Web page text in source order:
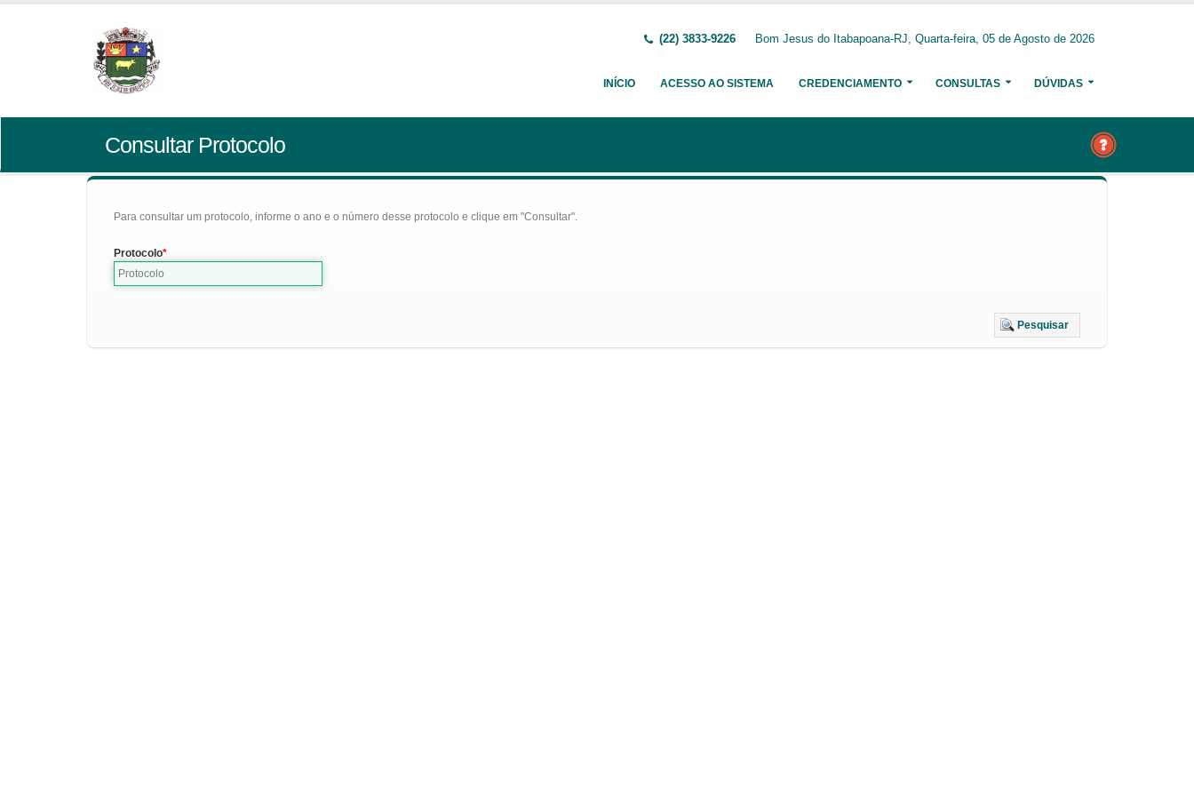
(22) 3833-9226 Bom Jesus do Itabapoana-RJ, Quarta-feira, 05 de Agosto de 2026
INÍCIO ACESSO AO SISTEMA CREDENCIAMENTO CONSULTAS DÚVIDAS
Consultar Protocolo
Para consultar um protocolo, informe o ano e o número desse protocolo e clique em "Consultar".
Protocolo
Pesquisar